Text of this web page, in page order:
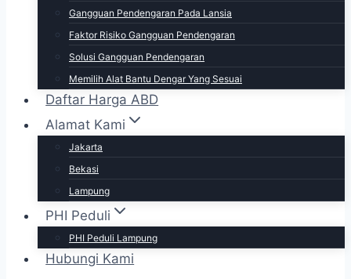
Gangguan Pendengaran Pada Lansia
Faktor Risiko Gangguan Pendengaran
Solusi Gangguan Pendengaran
Memilih Alat Bantu Dengar Yang Sesuai
Daftar Harga ABD
Alamat Kami
Jakarta
Bekasi
Lampung
PHI Peduli
PHI Peduli Lampung
Hubungi Kami